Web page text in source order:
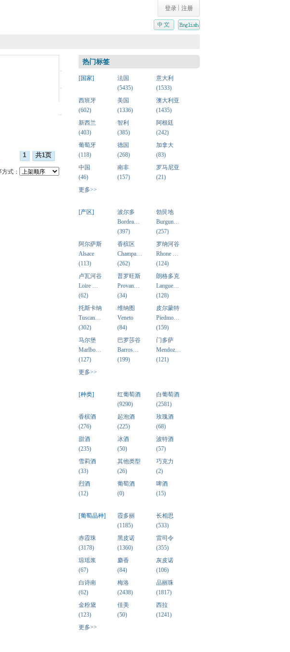
登录 注册
式：
1 共1页
热门标签
[国家]
法国
(5435)
意大利
(1533)
西班牙
(602)
美国
(1336)
澳大利亚
(1435)
新西兰
(403)
智利
(385)
阿根廷
(242)
葡萄牙
(118)
德国
(268)
加拿大
(83)
中国
(46)
南非
(157)
罗马尼亚
(21)
更多>>
[产区]
波尔多
Bordea…
(397)
勃艮地
Burgun…
(257)
阿尔萨斯
Alsace
(113)
香槟区
Champa…
(262)
罗纳河谷
Rhone …
(124)
卢瓦河谷
Loire …
(62)
普罗旺斯
Provan…
(34)
朗格多克
Langue…
(128)
托斯卡纳
Tuscan…
(302)
维纳图
Veneto
(84)
皮尔蒙特
Piedmo…
(159)
马尔堡
Marlbo…
(127)
巴罗莎谷
Barros…
(199)
门多萨
Mendoz…
(121)
更多>>
[种类]
红葡萄酒
(9290)
白葡萄酒
(2581)
香槟酒
(276)
起泡酒
(225)
玫瑰酒
(68)
甜酒
(235)
冰酒
(50)
波特酒
(57)
雪莉酒
(33)
其他类型
(26)
巧克力
(2)
烈酒
(12)
葡萄酒
(0)
啤酒
(15)
[葡萄品种]
霞多丽
(1185)
长相思
(533)
赤霞珠
(3178)
黑皮诺
(1360)
雷司令
(355)
琼瑶浆
(67)
麝香
(84)
灰皮诺
(106)
白诗南
(62)
梅洛
(2438)
品丽珠
(1817)
金粉黛
(123)
佳美
(50)
西拉
(1241)
更多>>